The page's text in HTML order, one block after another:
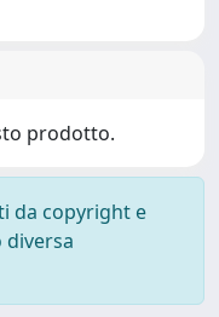
prodotto.
da copyright e